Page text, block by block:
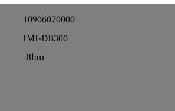
10906070000
IMI-DB300
Blau